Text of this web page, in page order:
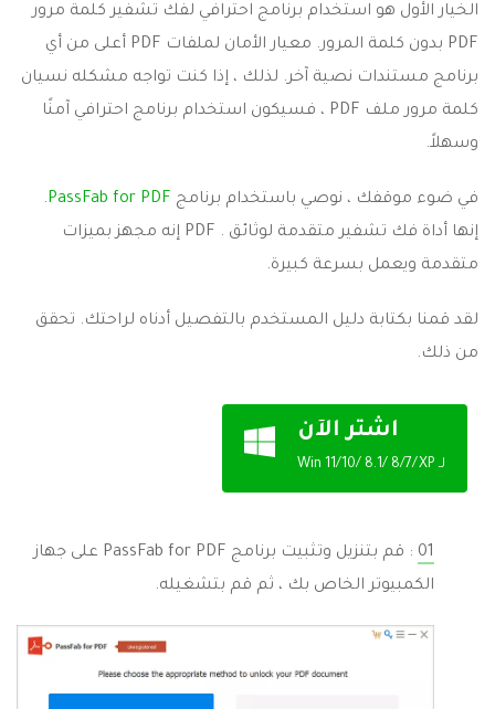
الخيار الأول هو استخدام برنامج احترافي لفك تشفير كلمة مرور
PDF بدون كلمة المرور. معيار الأمان لملفات PDF أعلى من أي
برنامج مستندات نصية آخر. لذلك ، إذا كنت تواجه مشكله نسيان
كلمة مرور ملف PDF ، فسيكون استخدام برنامج احترافي آمنًا
وسهلاً.
في ضوء موقفك ، نوصي باستخدام برنامج PassFab for PDF
.
إنها أداة فك تشفير متقدمة لوثائق . PDF إنه مجهز بميزات
متقدمة ويعمل بسرعة كبيرة.
لقد قمنا بكتابة دليل المستخدم بالتفصيل أدناه لراحتك. تحقق
من ذلك.
اشتر الآن
لـ Win 11/10/ 8.1/ 8/7/XP
01
: قم بتنزيل وتثبيت برنامج PassFab for PDF على جهاز
الكمبيوتر الخاص بك ، ثم قم بتشغيله.